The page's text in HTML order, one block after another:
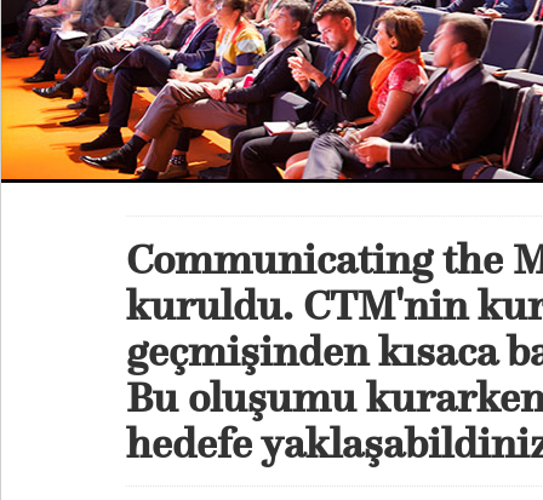
Communicating the
kuruldu. CTM'nin
geçmişinden kısaca
Bu oluşumu
hedefe